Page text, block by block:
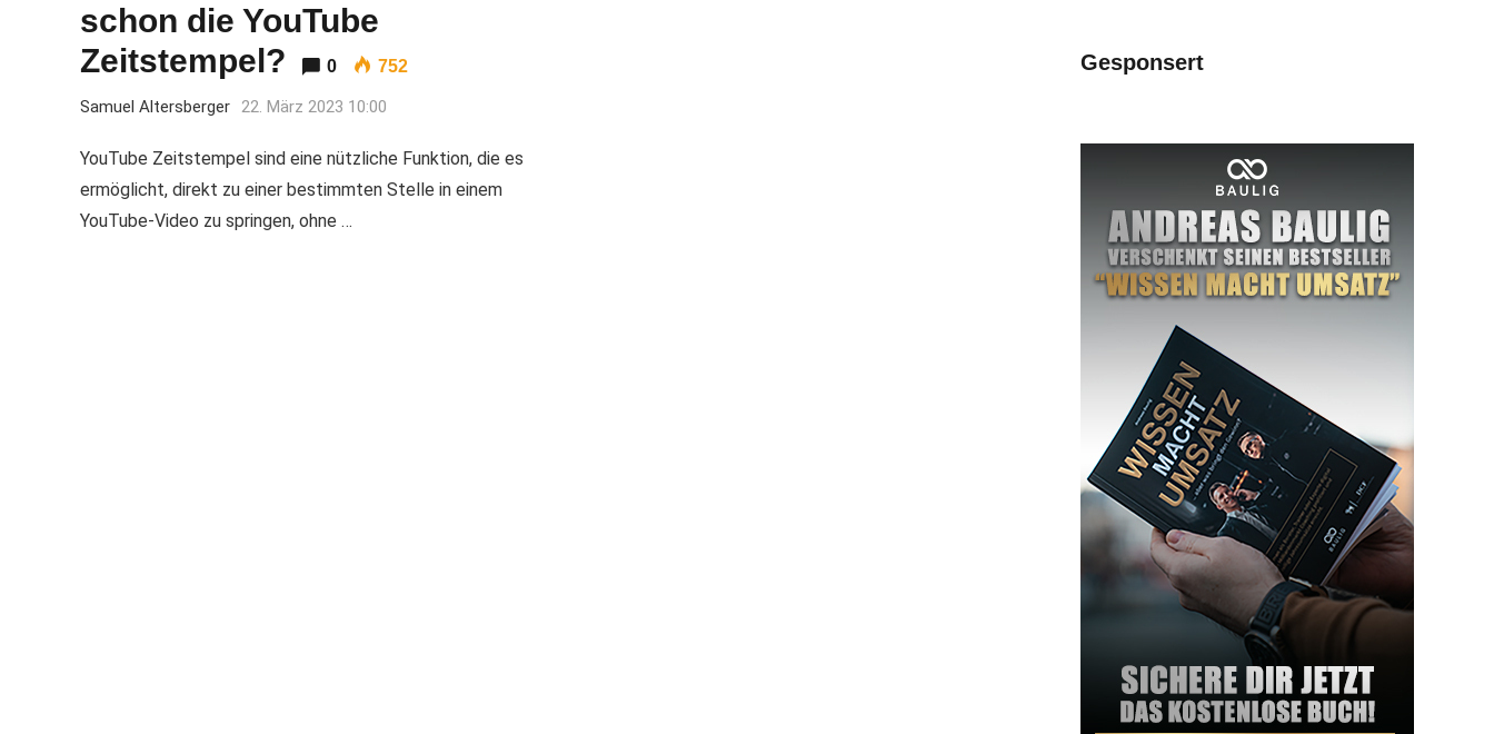
schon die YouTube
Zeitstempel?
0 752
Samuel Altersberger 22. März 2023 10:00
YouTube Zeitstempel sind eine nützliche Funktion, die es
ermöglicht, direkt zu einer bestimmten Stelle in einem
YouTube-Video zu springen, ohne …
Gesponsert